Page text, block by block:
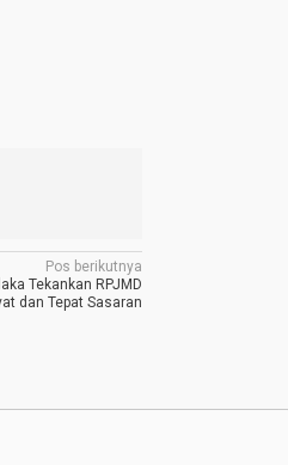
Pos berikutnya
Tekankan RPJMD
dan Tepat Sasaran